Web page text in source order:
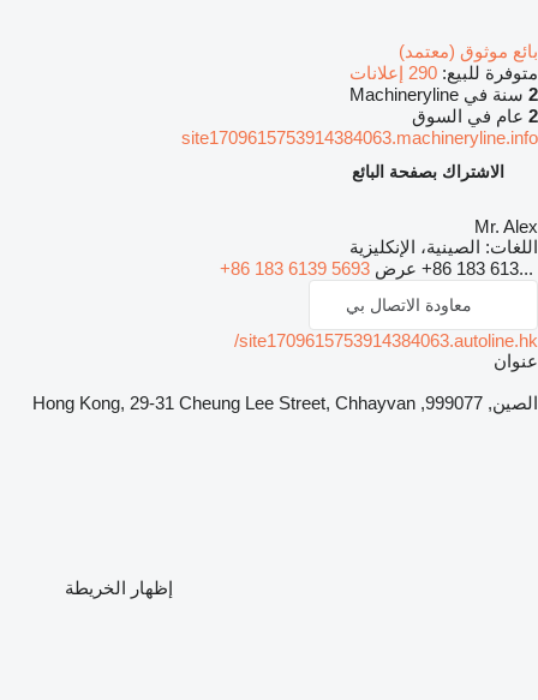
بائع موثوق (معتمد)
متوفرة للبيع: 290 إعلانات
2 سنة في Machineryline
2 عام في السوق
site1709615753914384063.machineryline.info
الاشتراك بصفحة البائع
Mr. Alex
اللغات: الصينية، الإنكليزية
+86 183 613... عرض +86 183 6139 5693
معاودة الاتصال بي
site1709615753914384063.autoline.hk/
عنوان
الصين, 999077, Hong Kong, 29-31 Cheung Lee Street, Chhayvan
إظهار الخريطة